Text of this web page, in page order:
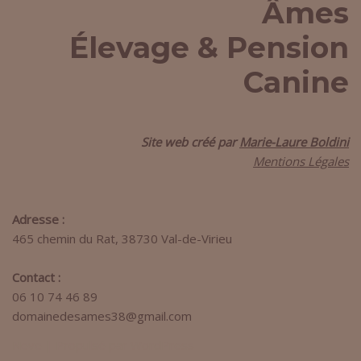
Âmes
Élevage & Pension
Canine
Site web créé parMarie-Laure Boldini
Mentions Légales
Adresse :
465 chemin du Rat, 38730 Val-de-Virieu
Contact :
06 10 74 46 89
domainedesames38@gmail.com